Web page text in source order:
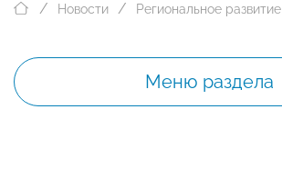
Новости Региональное развитие
Меню раздела